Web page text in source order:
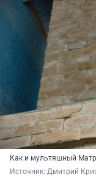
Как и мультяшный
Источник: Дмитрий